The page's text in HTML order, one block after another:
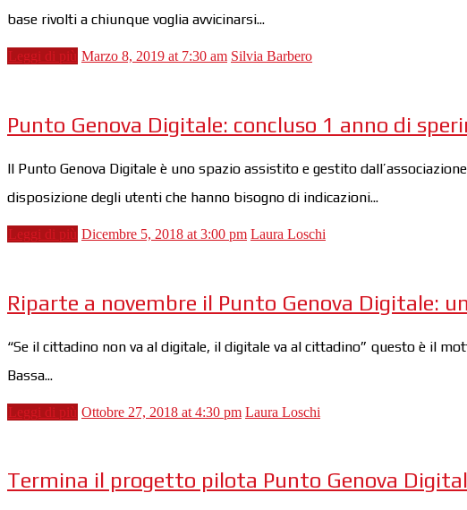
base rivolti a chiunque voglia avvicinarsi...
Leggi di più Marzo 8, 2019 at 7:30 am Silvia Barbero
Punto Genova Digitale: concluso 1 anno di
Il Punto Genova Digitale è uno spazio assistito e gestito
disposizione degli utenti che hanno bisogno di indicazioni...
Leggi di più Dicembre 5, 2018 at 3:00 pm Laura Loschi
Riparte a novembre il Punto Genova Digitale:
“Se il cittadino non va al digitale, il digitale va al cittadino” questo è il
Bassa...
Leggi di più Ottobre 27, 2018 at 4:30 pm Laura Loschi
Termina il progetto pilota Punto Genova